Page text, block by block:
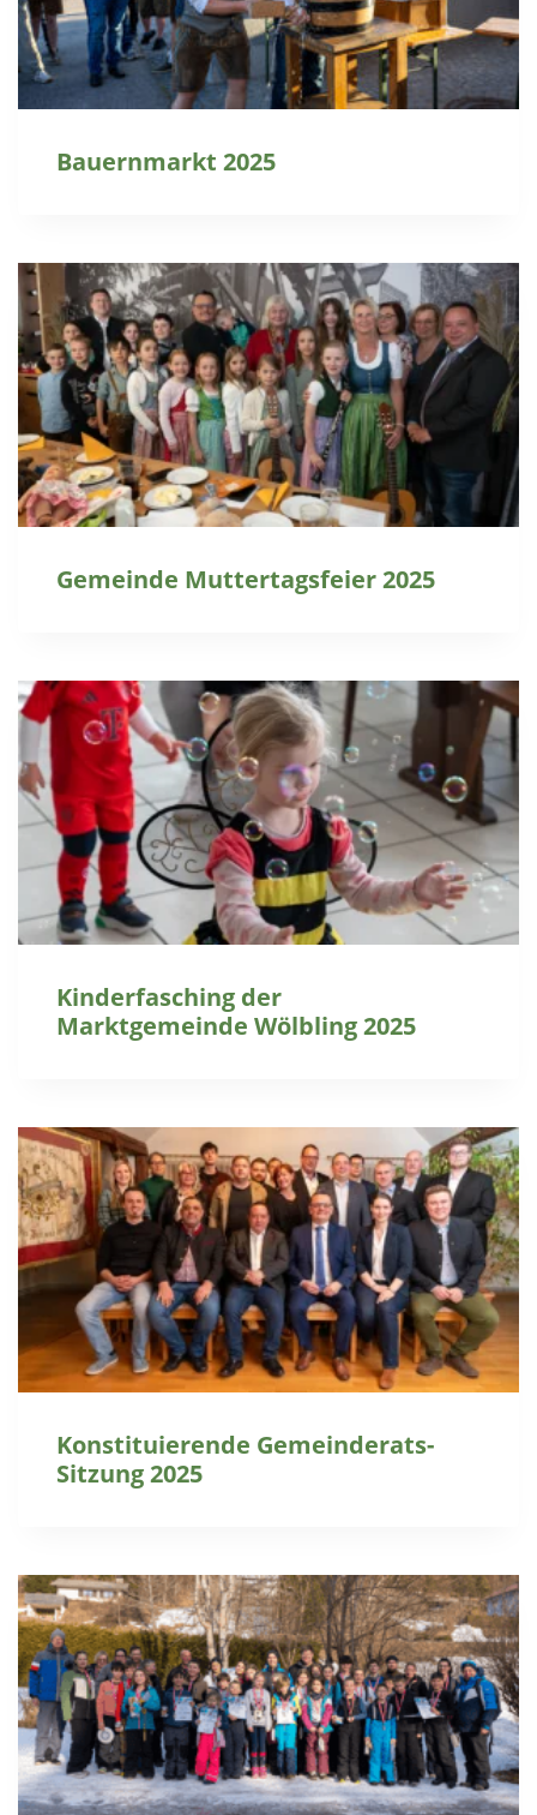
Bauernmarkt 2025
Gemeinde Muttertagsfeier 2025
Kinderfasching der
Marktgemeinde Wölbling 2025
Konstituierende Gemeinderats-
Sitzung 2025